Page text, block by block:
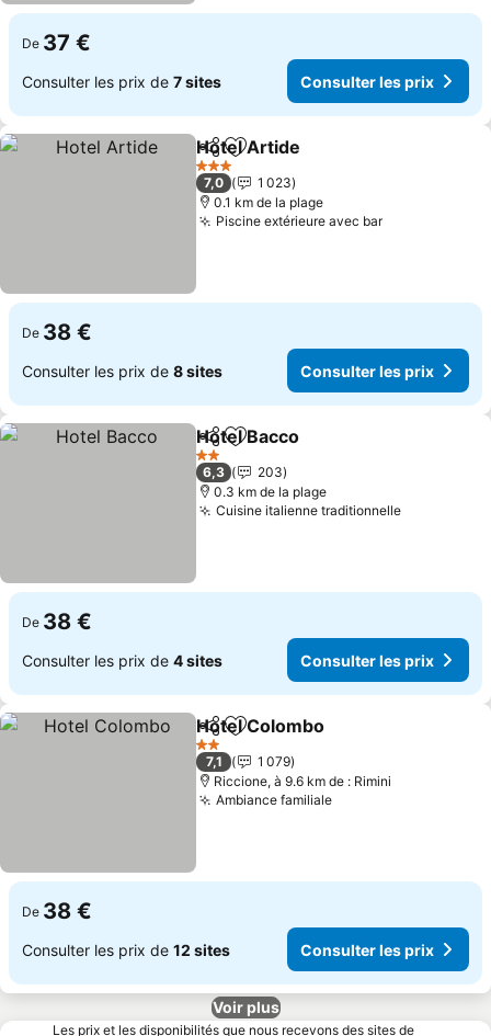
De 37 €
Consulter les prix de 7 sites Consulter les prix
PartagerAjouter à mes favoris
Hotel Artide
3 Étoiles
7,0
1 023
0.1 km de la plage
Piscine extérieure avec bar
De 38 €
Consulter les prix de 8 sites Consulter les prix
PartagerAjouter à mes favoris
Hotel Bacco
2 Étoiles
6,3
203
0.3 km de la plage
Cuisine italienne traditionnelle
De 38 €
Consulter les prix de 4 sites Consulter les prix
PartagerAjouter à mes favoris
Hotel Colombo
2 Étoiles
7,1
1 079
Riccione, à 9.6 km de : Rimini
Ambiance familiale
De 38 €
Consulter les prix de 12 sites Consulter les prix
Voir plus
Les prix et les disponibilités que nous recevons des sites de